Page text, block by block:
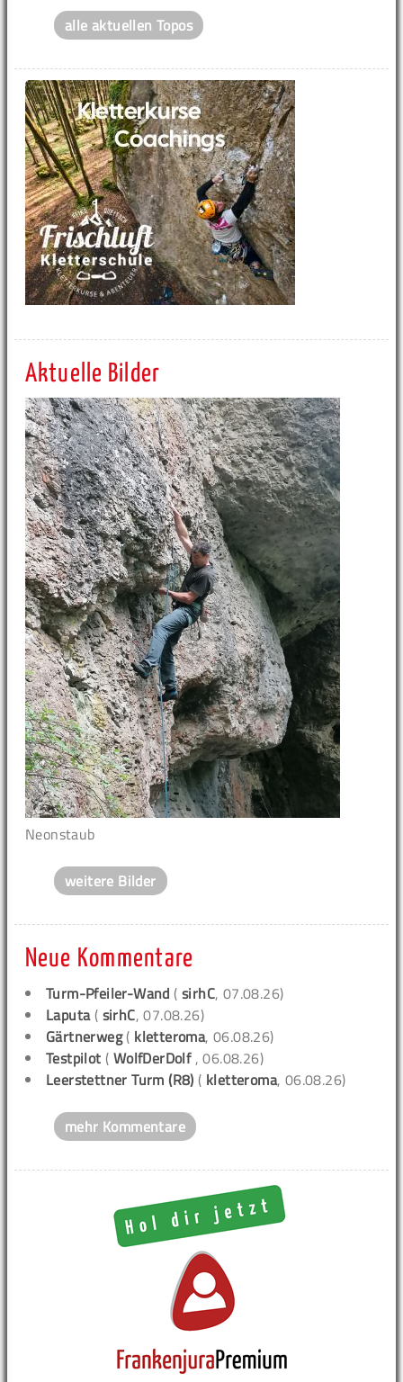
alle aktuellen Topos
Aktuelle Bilder
Neonstaub
weitere Bilder
Neue Kommentare
Turm-Pfeiler-Wand (sirhC, 07.08.26)
Laputa( sirhC, 07.08.26)
Gärtnerweg( kletteroma, 06.08.26)
Testpilot ( WolfDerDolf , 06.08.26)
Leerstettner Turm (R8) ( kletteroma, 06.08.26)
mehr Kommentare